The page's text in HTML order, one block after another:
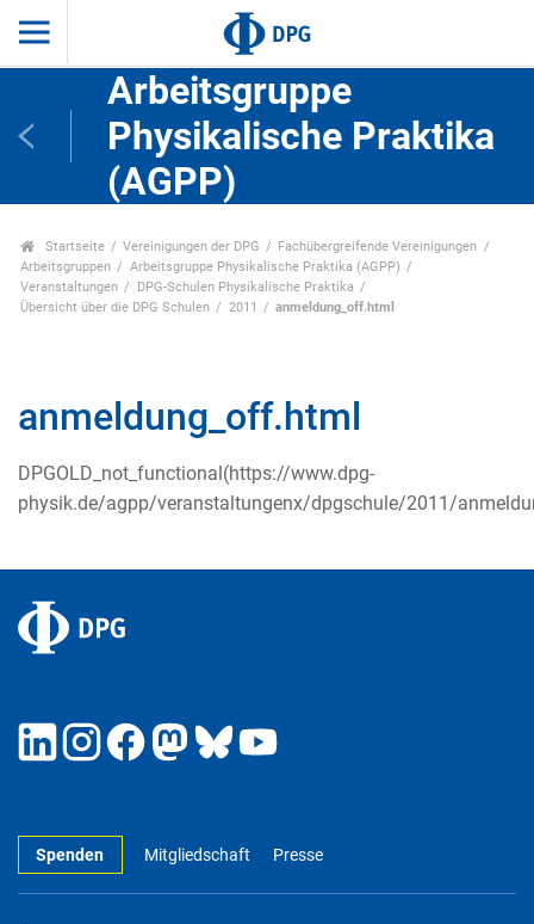
Arbeitsgruppe
Physikalische Praktika
(AGPP)
Startseite Vereinigungen der DPG
Fachübergreifende Vereinigungen
Arbeitsgruppen
Arbeitsgruppe Physikalische Praktika (AGPP)
Veranstaltungen
DPG-Schulen Physikalische Praktika
Übersicht über die DPG Schulen
2011 anmeldung_off.html
anmeldung_off.html
DPGOLD_not_functional(https://www.dpg-
physik.de/agpp/veranstaltungenx/dpgschule/2011/
Spenden Mitgliedschaft Presse